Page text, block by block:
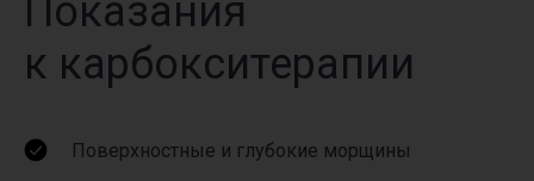
Показания
к карбокситерапии
Поверхностные и глубокие морщины